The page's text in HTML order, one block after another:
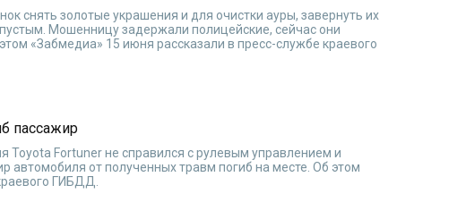
снять золотые украшения и для очистки ауры, завернуть их
Мошенницу задержали полицейские, сейчас они
«Забмедиа» 15 июня рассказали в пресс-службе краевого
пассажир
Toyota Fortuner не справился с рулевым управлением и
автомобиля от полученных травм погиб на месте. Об этом
ГИБДД.